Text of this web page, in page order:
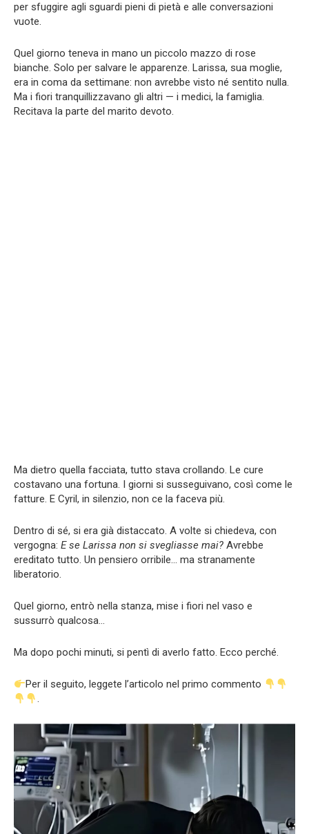
per sfuggire agli sguardi pieni di pietà e alle conversazioni
vuote.
Quel giorno teneva in mano un piccolo mazzo di rose
bianche. Solo per salvare le apparenze. Larissa, sua moglie,
era in coma da settimane: non avrebbe visto né sentito nulla.
Ma i fiori tranquillizzavano gli altri — i medici, la famiglia.
Recitava la parte del marito devoto.
Ma dietro quella facciata, tutto stava crollando. Le cure
costavano una fortuna. I giorni si susseguivano, così come le
fatture. E Cyril, in silenzio, non ce la faceva più.
Dentro di sé, si era già distaccato. A volte si chiedeva, con
vergogna: E se Larissa non si svegliasse mai? Avrebbe
ereditato tutto. Un pensiero orribile… ma stranamente
liberatorio.
Quel giorno, entrò nella stanza, mise i fiori nel vaso e
sussurrò qualcosa…
Ma dopo pochi minuti, si pentì di averlo fatto. Ecco perché.
Per il seguito, leggete l’articolo nel primo commento
.